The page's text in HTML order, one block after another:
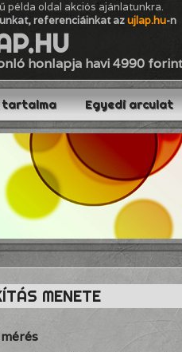
példa oldal akciós ajánlatunkra.
referenciáinkat azujlap.hu-n
honlapja havi 4990
tartalma Egyedi arculat
MENETE